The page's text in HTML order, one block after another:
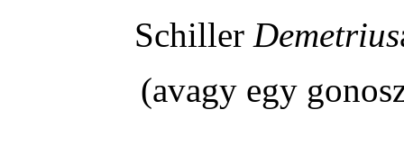
Schiller Demetrius
(avagy egy